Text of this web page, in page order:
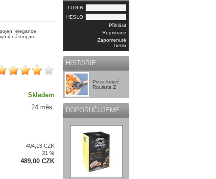
elegance,
nástroj pro
Skladem
24 měs.
404,13 CZK
21 %
489,00 CZK
LOGIN
HESLO
Přihlásit
Registrace
Zapomenuté
heslo
HISTORIE
Pizza kráječ
Roulette Z
DOPORUČUJEME